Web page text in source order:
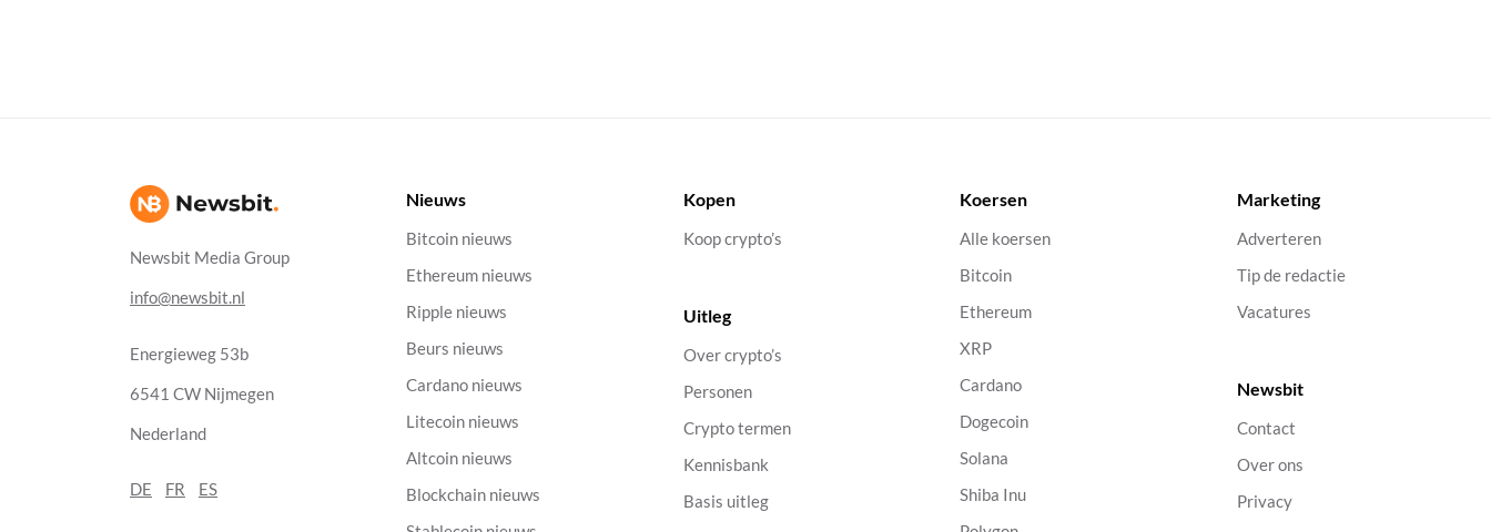
Newsbit Media Group
info@newsbit.nl
Energieweg 53b
6541 CW Nijmegen
Nederland
DE FR ES
Nieuws
Bitcoin nieuws
Ethereum nieuws
Ripple nieuws
Beurs nieuws
Cardano nieuws
Litecoin nieuws
Altcoin nieuws
Blockchain nieuws
Kopen
Koop crypto’s
Uitleg
Over crypto’s
Personen
Crypto termen
Kennisbank
Basis uitleg
Koersen
Alle koersen
Bitcoin
Ethereum
XRP
Cardano
Dogecoin
Solana
Shiba Inu
Marketing
Adverteren
Tip de redactie
Vacatures
Newsbit
Contact
Over ons
Privacy